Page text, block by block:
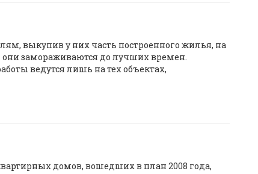
выкупив у них часть построенного жилья, на
они замораживаются до лучших времен.
ведутся лишь на тех объектах,
домов, вошедших в план 2008 года,